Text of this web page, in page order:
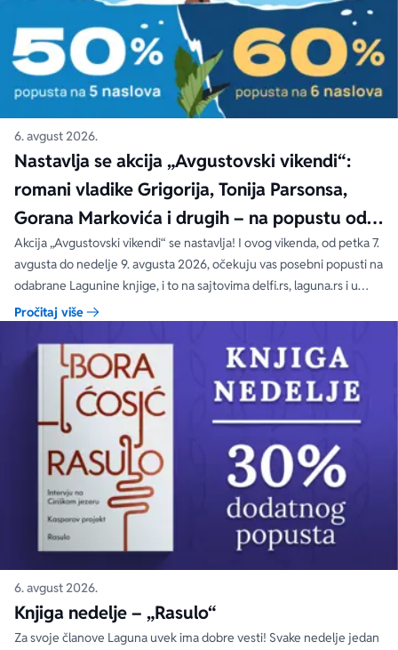
6. avgust 2026.
Nastavlja se akcija „Avgustovski vikendi“:
romani vladike Grigorija, Tonija Parsonsa,
Gorana Markovića i drugih – na popustu od
čak 40, 50 i 60%
Akcija „Avgustovski vikendi“ se nastavlja! I ovog vikenda, od petka 7.
avgusta do nedelje 9. avgusta 2026, očekuju vas posebni popusti na
odabrane Lagunine knjige, i to na sajtovima delfi.rs, laguna.rs i u
svim Delfi knjižarama.
Pročitaj više
6. avgust 2026.
Knjiga nedelje – „Rasulo“
Za svoje članove Laguna uvek ima dobre vesti! Svake nedelje jedan